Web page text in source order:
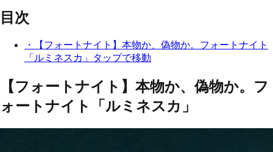
目次
・
【フォートナイト】本物か、偽物か。フォートナイト
「ルミネスカ」
タップで移動
【フォートナイト】本物か、偽物か。フ
ォートナイト「ルミネスカ」